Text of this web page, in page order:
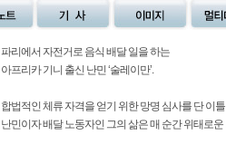
파리에서 자전거로 음식 배달 일을 하는
아프리카 기니 출신 난민 ‘술레이만’.
합법적인 체류 자격을 얻기 위한 망명 심사를 단 이
난민이자 배달 노동자인 그의 삶은 매 순간 위태로